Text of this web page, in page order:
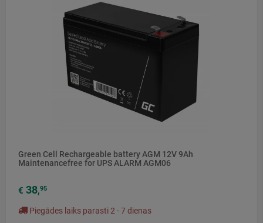
Green Cell Rechargeable battery AGM 12V 9Ah
Maintenancefree for UPS ALARM AGM06
€ 38,95
Piegādes laiks parasti 2 - 7 dienas